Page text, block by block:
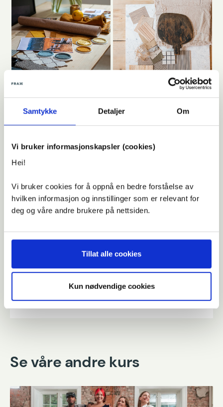
Samtykke Detaljer Om
Vi bruker informasjonskapsler (cookies)
Hei!
Vi bruker cookies for å oppnå en bedre forståelse av
hvilken informasjon og innstillinger som er relevant for
deg og våre andre brukere på nettsiden.
Tillat alle cookies
Kun nødvendige cookies
skape et konsept og å ta det helt
ut. Det handler om å forene
funksjon og estetikk. Det handler
om å beskrive en følelse og en
Aina Sollie Steen
Se våre andre kurs